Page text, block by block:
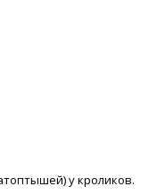
у кроликов.